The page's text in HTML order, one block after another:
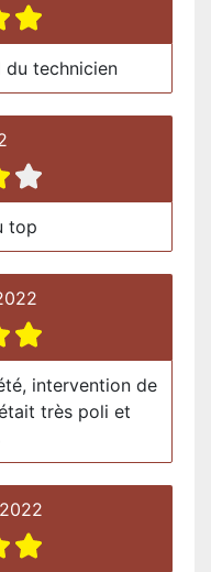
technicien
top
intervention de
très poli et